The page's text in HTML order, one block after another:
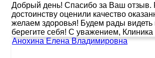
Добрый день! Спасибо за Ваш отзыв.
достоинству оценили качество
желаем здоровья! Будем рады видеть
берегите себя! С уважением,
Анохина Елена Владимировна